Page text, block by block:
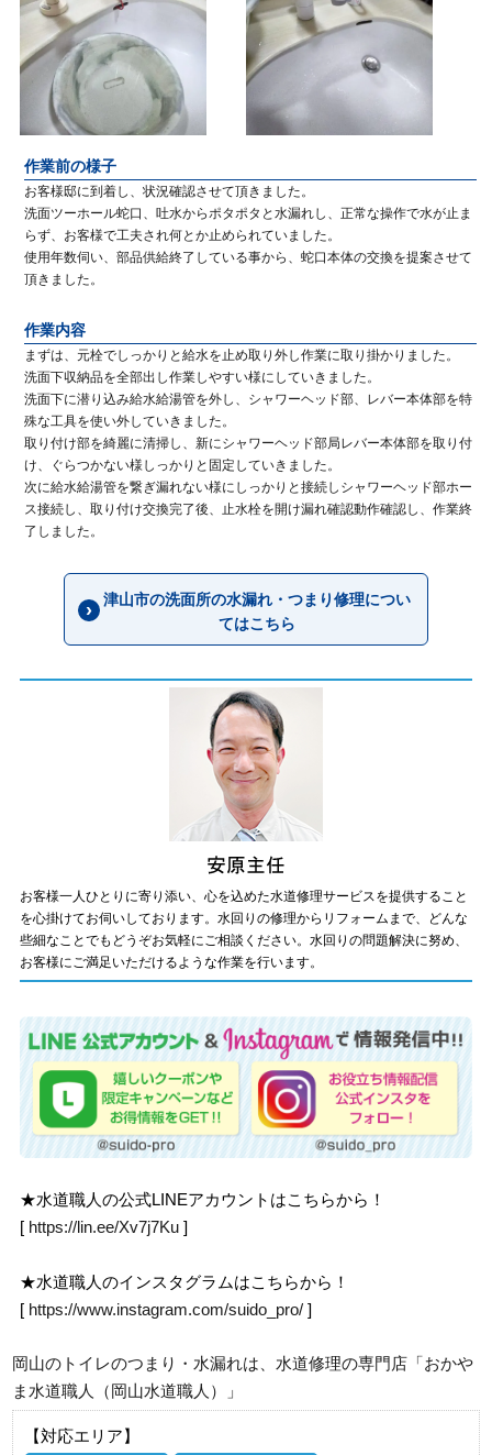
作業前の様子
お客様邸に到着し、状況確認させて頂きました。
洗面ツーホール蛇口、吐水からポタポタと水漏れし、正常な操作で水が止ま
らず、お客様で工夫され何とか止められていました。
使用年数伺い、部品供給終了している事から、蛇口本体の交換を提案させて
頂きました。
作業内容
まずは、元栓でしっかりと給水を止め取り外し作業に取り掛かりました。
洗面下収納品を全部出し作業しやすい様にしていきました。
洗面下に潜り込み給水給湯管を外し、シャワーヘッド部、レバー本体部を特
殊な工具を使い外していきました。
取り付け部を綺麗に清掃し、新にシャワーヘッド部局レバー本体部を取り付
け、ぐらつかない様しっかりと固定していきました。
次に給水給湯管を繋ぎ漏れない様にしっかりと接続しシャワーヘッド部ホー
ス接続し、取り付け交換完了後、止水栓を開け漏れ確認動作確認し、作業終
了しました。
津山市の洗面所の水漏れ・つまり修理につい
てはこちら
お客様一人ひとりに寄り添い、心を込めた水道修理サービスを提供すること
を心掛けてお伺いしております。水回りの修理からリフォームまで、どんな
些細なことでもどうぞお気軽にご相談ください。水回りの問題解決に努め、
お客様にご満足いただけるような作業を行います。
★水道職人の公式LINEアカウントはこちらから！
[ https://lin.ee/Xv7j7Ku ]
★水道職人のインスタグラムはこちらから！
[ https://www.instagram.com/suido_pro/ ]
岡山のトイレのつまり・水漏れは、水道修理の専門店「おかや
ま水道職人（岡山水道職人）」
【対応エリア】